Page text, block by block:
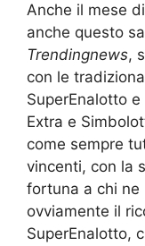
Anche il mese
anche questo
Trendingnews,
con le
SuperEnalotto
Extra e
come sempre
vincenti, con la
fortuna a chi ne
ovviamente il
SuperEnalotto,